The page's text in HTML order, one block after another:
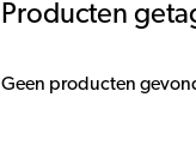
Producten
Geen producten